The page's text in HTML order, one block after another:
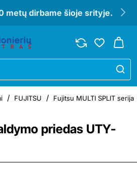
metų dirbame šioje srityje.
priedas UTY-
FUJITSU Fujitsu MULTI SPLIT serija